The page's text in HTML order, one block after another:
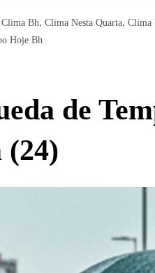
Clima Bh, Clima Nesta Quarta, Clima
Hoje Bh
de
(24)